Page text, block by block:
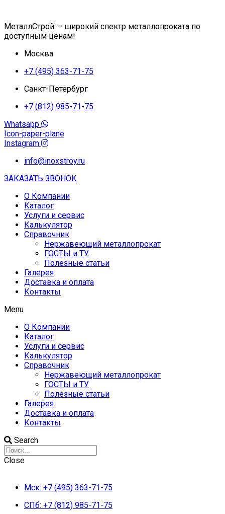
МеталлСтрой — широкий спектр металлопроката по
доступным ценам!
Москва
+7 (495) 363-71-75
Санкт-Петербург
+7 (812) 985-71-75
Whatsapp
Icon-paper-plane
Instagram
info@inoxstroy.ru
ЗАКАЗАТЬ ЗВОНОК
О Компании
Каталог
Услуги и сервис
Калькулятор
Справочник
Нержавеющий металлопрокат
ГОСТЫ и ТУ
Полезные статьи
Галерея
Доставка и оплата
Контакты
Menu
О Компании
Каталог
Услуги и сервис
Калькулятор
Справочник
Нержавеющий металлопрокат
ГОСТЫ и ТУ
Полезные статьи
Галерея
Доставка и оплата
Контакты
Search
Close
Мск: +7 (495) 363-71-75
СПб: +7 (812) 985-71-75